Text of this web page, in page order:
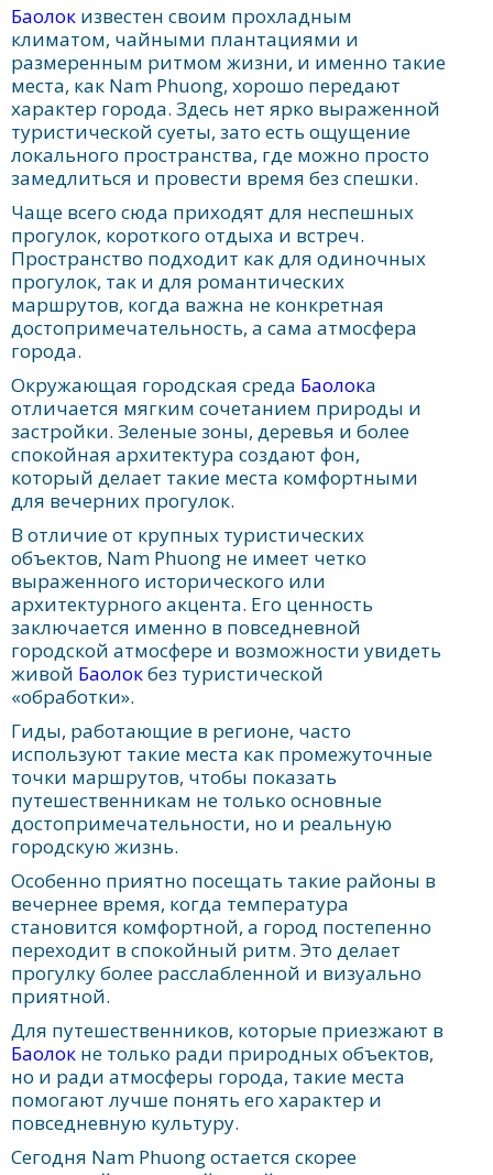
Баолок известен своим прохладным
климатом, чайными плантациями и
размеренным ритмом жизни, и именно такие
места, как Nam Phuong, хорошо передают
характер города. Здесь нет ярко выраженной
туристической суеты, зато есть ощущение
локального пространства, где можно просто
замедлиться и провести время без спешки.
Чаще всего сюда приходят для неспешных
прогулок, короткого отдыха и встреч.
Пространство подходит как для одиночных
прогулок, так и для романтических
маршрутов, когда важна не конкретная
достопримечательность, а сама атмосфера
города.
Окружающая городская среда Баолока
отличается мягким сочетанием природы и
застройки. Зеленые зоны, деревья и более
спокойная архитектура создают фон,
который делает такие места комфортными
для вечерних прогулок.
В отличие от крупных туристических
объектов, Nam Phuong не имеет четко
выраженного исторического или
архитектурного акцента. Его ценность
заключается именно в повседневной
городской атмосфере и возможности увидеть
живой Баолокбез туристической
«обработки».
Гиды, работающие в регионе, часто
используют такие места как промежуточные
точки маршрутов, чтобы показать
путешественникам не только основные
достопримечательности, но и реальную
городскую жизнь.
Особенно приятно посещать такие районы в
вечернее время, когда температура
становится комфортной, а город постепенно
переходит в спокойный ритм. Это делает
прогулку более расслабленной и визуально
приятной.
Для путешественников, которые приезжают в
Баолок не только ради природных объектов,
но и ради атмосферы города, такие места
помогают лучше понять его характер и
повседневную культуру.
Сегодня Nam Phuong остается скорее